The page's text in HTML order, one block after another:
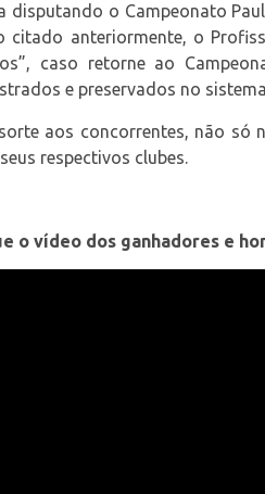
disputando o Campeonato
citado anteriormente, o
caso retorne ao
e preservados no
aos concorrentes, não só
respectivos clubes.
o vídeo dos ganhadores e